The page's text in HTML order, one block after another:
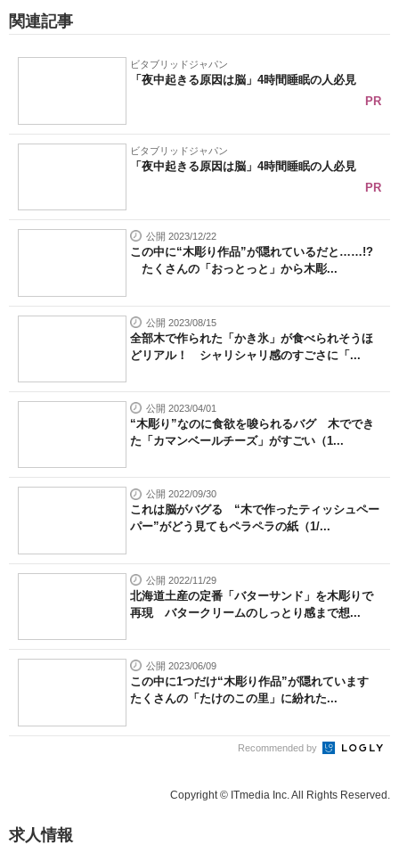
関連記事
ビタブリッドジャパン
「夜中起きる原因は脳」4時間睡眠の人必見
PR
ビタブリッドジャパン
「夜中起きる原因は脳」4時間睡眠の人必見
PR
公開 2023/12/22
この中に“木彫り作品”が隠れているだと……!?
たくさんの「おっとっと」から木彫...
公開 2023/08/15
全部木で作られた「かき氷」が食べられそうほ
どリアル！ シャリシャリ感のすごさに「...
公開 2023/04/01
“木彫り”なのに食欲を唆られるバグ 木ででき
た「カマンベールチーズ」がすごい（1...
公開 2022/09/30
これは脳がバグる “木で作ったティッシュペー
パー”がどう見てもペラペラの紙（1/...
公開 2022/11/29
北海道土産の定番「バターサンド」を木彫りで
再現 バタークリームのしっとり感まで想...
公開 2023/06/09
この中に1つだけ“木彫り作品”が隠れています
たくさんの「たけのこの里」に紛れた...
Recommended by
Copyright © ITmedia Inc. All Rights Reserved.
求人情報